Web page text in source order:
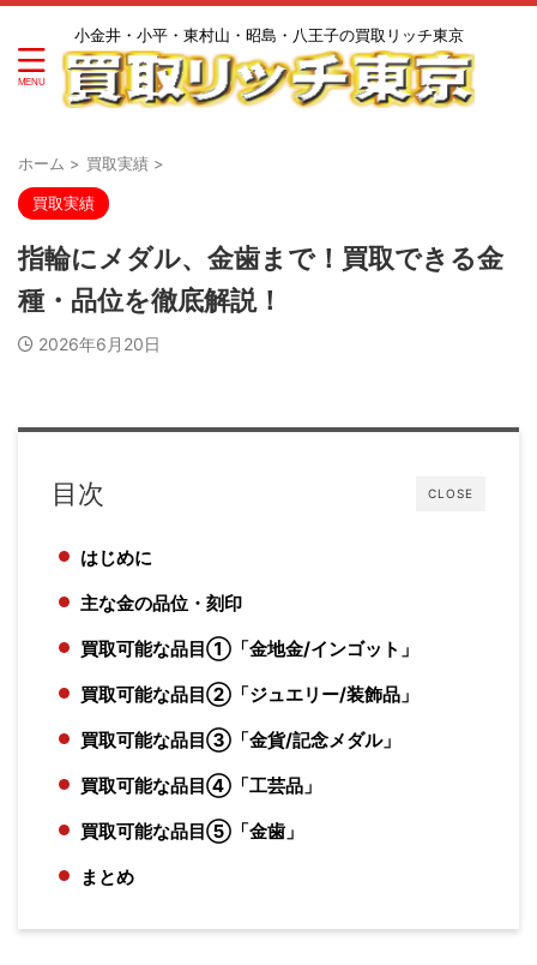
小金井・小平・東村山・昭島・八王子の買取リッチ東京
ホーム > 買取実績 >
買取実績
指輪にメダル、金歯まで！買取できる金
種・品位を徹底解説！
2026年6月20日
CLOSE
目次
はじめに
主な金の品位・刻印
買取可能な品目①「金地金/インゴット」
買取可能な品目②「ジュエリー/装飾品」
買取可能な品目③「金貨/記念メダル」
買取可能な品目④「工芸品」
買取可能な品目⑤「金歯」
まとめ